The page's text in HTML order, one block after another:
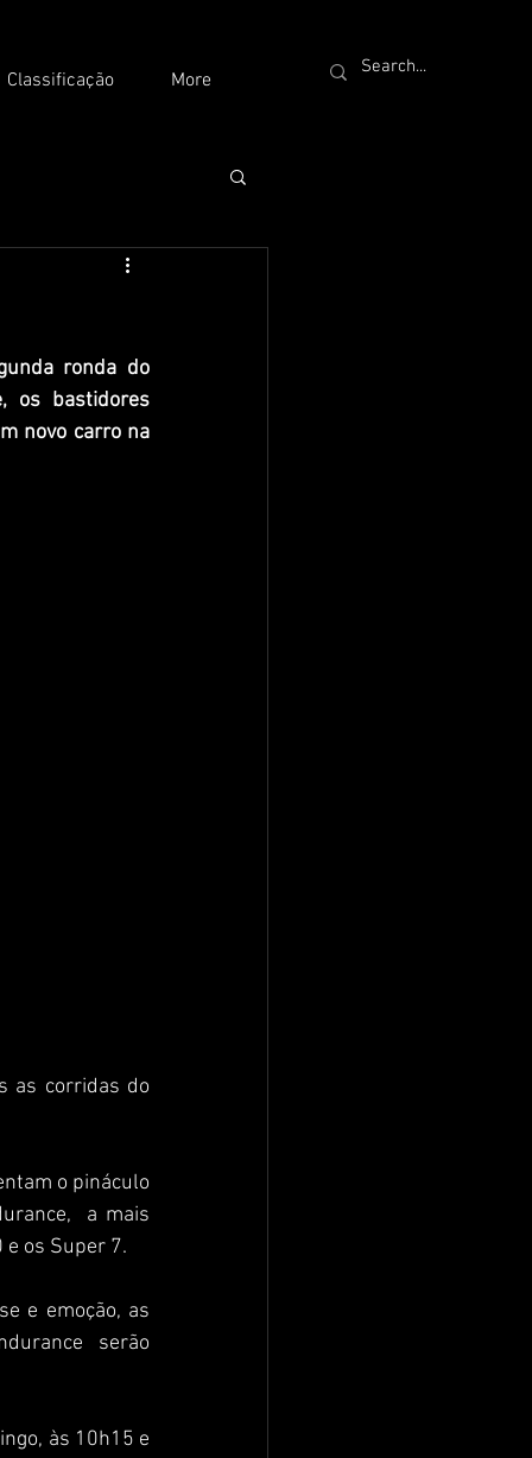
Classificação More
ronda do
os bastidores
novo carro na
as corridas do
o pináculo
a mais
os Super 7.
e emoção, as
serão
às 10h15 e